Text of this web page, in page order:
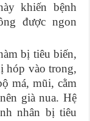
khiến bệnh
được ngon
bị tiêu biến,
hóp vào trong,
má, mũi, cằm
già nua. Hệ
nhân bị tiêu